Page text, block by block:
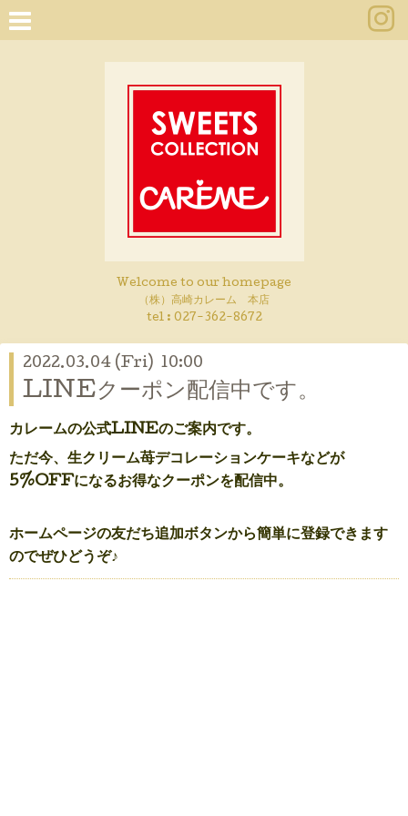
Welcome to our homepage
（株）高崎カレーム 本店
tel : 027-362-8672
2022.03.04 (Fri) 10:00
LINEクーポン配信中です。
カレームの公式LINEのご案内です。
ただ今、生クリーム苺デコレーションケーキなどが
5%OFFになるお得なクーポンを配信中。
ホームページの友だち追加ボタンから簡単に登録できます
のでぜひどうぞ♪